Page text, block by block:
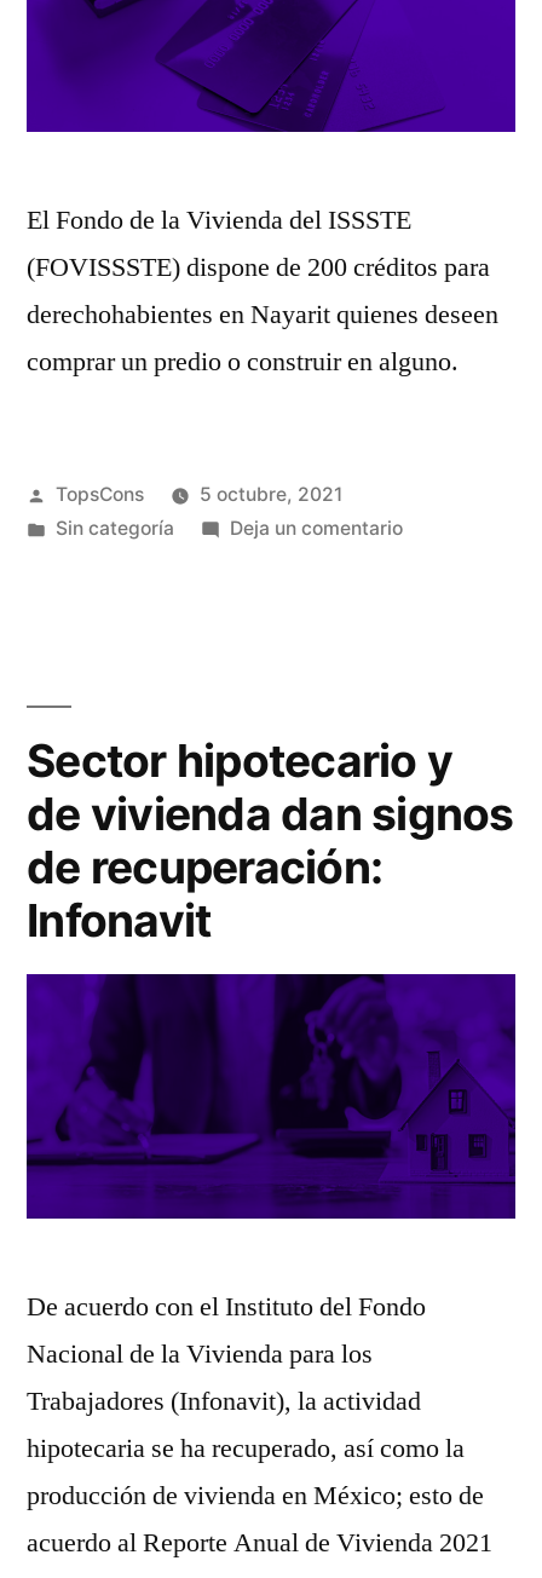
El Fondo de la Vivienda del ISSSTE
(FOVISSSTE) dispone de 200 créditos para
derechohabientes en Nayarit quienes deseen
comprar un predio o construir en alguno.
TopsCons
5 octubre, 2021
Sin categoría
Deja un comentario
Sector hipotecario y
de vivienda dan signos
de recuperación:
Infonavit
De acuerdo con el Instituto del Fondo
Nacional de la Vivienda para los
Trabajadores (Infonavit), la actividad
hipotecaria se ha recuperado, así como la
producción de vivienda en México; esto de
acuerdo al Reporte Anual de Vivienda 2021